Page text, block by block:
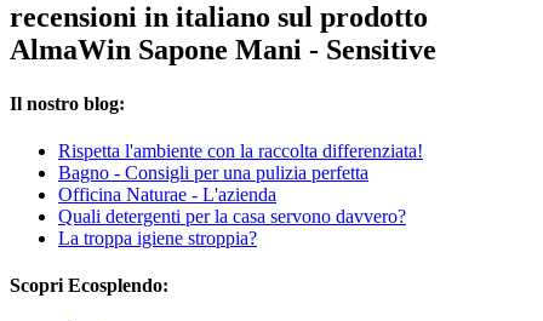
recensioni in italiano sul prodotto
AlmaWin Sapone Mani - Sensitive
Il nostro blog:
Rispetta l'ambiente con la raccolta differenziata!
Bagno - Consigli per una pulizia perfetta
Officina Naturae - L'azienda
Quali detergenti per la casa servono davvero?
La troppa igiene stroppia?
Scopri Ecosplendo: